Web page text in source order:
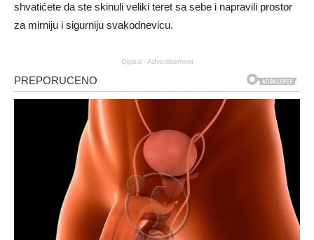
shvatićete da ste skinuli veliki teret sa sebe i napravili prostor
za mirniju i sigurniju svakodnevicu.
Oglasi - Advertisement